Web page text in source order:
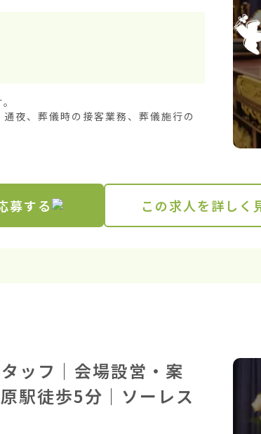
夜、葬儀時の接客業務、葬儀施行の
募する この求人を詳しく
ッフ｜会場設営・案
駅徒歩5分｜ソーレス